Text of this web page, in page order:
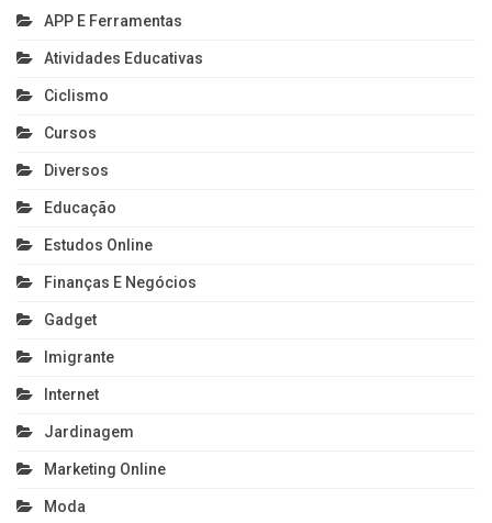
APP E Ferramentas
Atividades Educativas
Ciclismo
Cursos
Diversos
Educação
Estudos Online
Finanças E Negócios
Gadget
Imigrante
Internet
Jardinagem
Marketing Online
Moda